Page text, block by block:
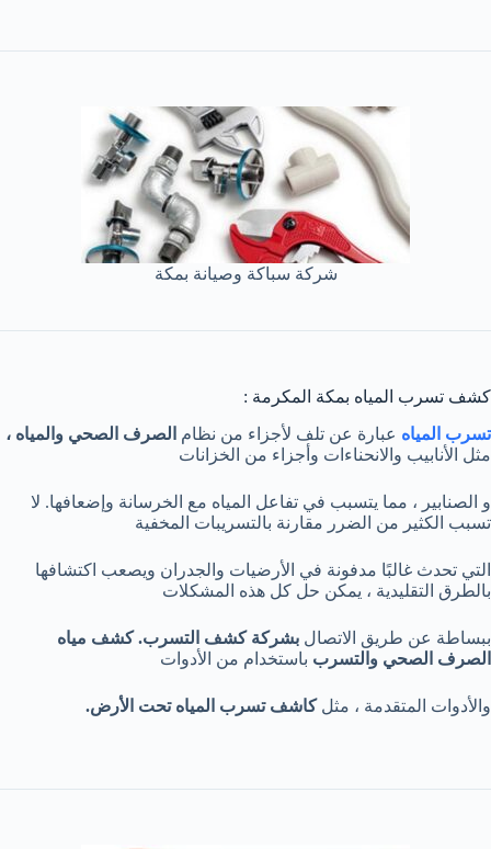
شركة سباكة وصيانة بمكة
كشف تسرب المياه بمكة المكرمة :
تسرب المياه عبارة عن تلف لأجزاء من نظام الصرف الصحي والمياه ،
مثل الأنابيب والانحناءات وأجزاء من الخزانات
و الصنابير ، مما يتسبب في تفاعل المياه مع الخرسانة وإضعافها. لا
تسبب الكثير من الضرر مقارنة بالتسريبات المخفية
التي تحدث غالبًا مدفونة في الأرضيات والجدران ويصعب اكتشافها
بالطرق التقليدية ، يمكن حل كل هذه المشكلات
ببساطة عن طريق الاتصال بشركة كشف التسرب. كشف مياه
الصرف الصحي والتسرب باستخدام من الأدوات
والأدوات المتقدمة ، مثلكاشف تسرب المياه تحت الأرض.